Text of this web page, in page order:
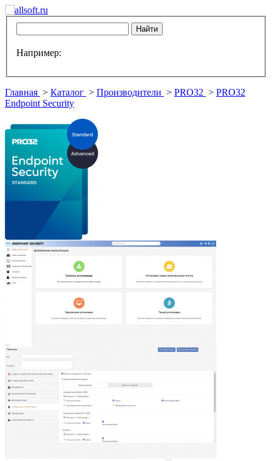
Например:
Главная > Каталог > Производители > PRO32 > PRO32
Endpoint Security